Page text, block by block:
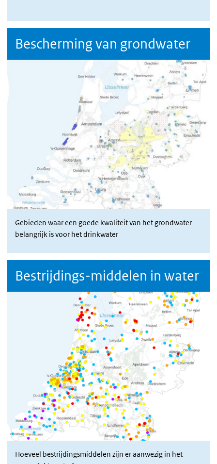
Bescherming van grondwater
Gebieden waar een goede kwaliteit van het grondwater
belangrijk is voor het drinkwater
Bestrijdings-middelen in water
Hoeveel bestrijdingsmiddelen zijn er aanwezig in het